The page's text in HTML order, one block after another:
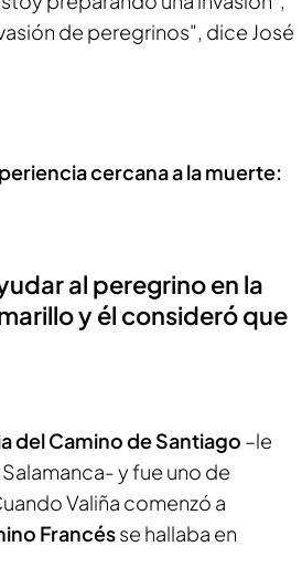
de peregrinos", dice José
cercana a la muerte:
al peregrino en la
y él consideró que
del Camino de Santiago –le
y fue uno de
Valiña comenzó a
Francésse hallaba en